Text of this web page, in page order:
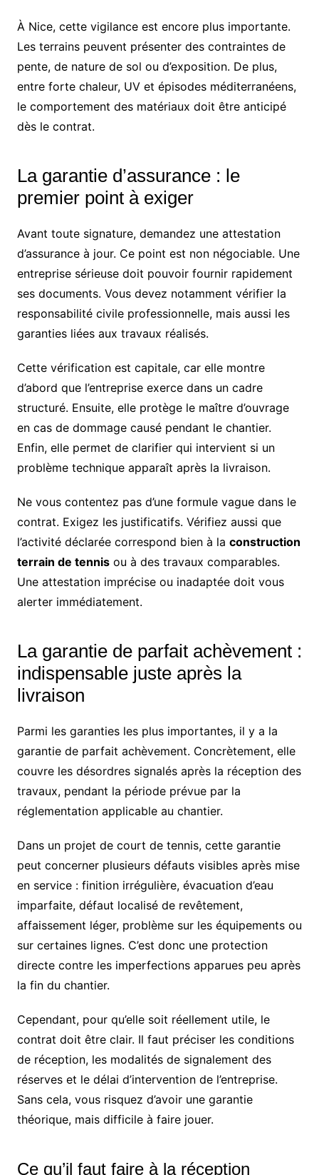
À Nice, cette vigilance est encore plus importante.
Les terrains peuvent présenter des contraintes de
pente, de nature de sol ou d’exposition. De plus,
entre forte chaleur, UV et épisodes méditerranéens,
le comportement des matériaux doit être anticipé
dès le contrat.
La garantie d’assurance : le
premier point à exiger
Avant toute signature, demandez une attestation
d’assurance à jour. Ce point est non négociable. Une
entreprise sérieuse doit pouvoir fournir rapidement
ses documents. Vous devez notamment vérifier la
responsabilité civile professionnelle, mais aussi les
garanties liées aux travaux réalisés.
Cette vérification est capitale, car elle montre
d’abord que l’entreprise exerce dans un cadre
structuré. Ensuite, elle protège le maître d’ouvrage
en cas de dommage causé pendant le chantier.
Enfin, elle permet de clarifier qui intervient si un
problème technique apparaît après la livraison.
Ne vous contentez pas d’une formule vague dans le
contrat. Exigez les justificatifs. Vérifiez aussi que
l’activité déclarée correspond bien à la construction
terrain de tennisou à des travaux comparables.
Une attestation imprécise ou inadaptée doit vous
alerter immédiatement.
La garantie de parfait achèvement :
indispensable juste après la
livraison
Parmi les garanties les plus importantes, il y a la
garantie de parfait achèvement. Concrètement, elle
couvre les désordres signalés après la réception des
travaux, pendant la période prévue par la
réglementation applicable au chantier.
Dans un projet de court de tennis, cette garantie
peut concerner plusieurs défauts visibles après mise
en service : finition irrégulière, évacuation d’eau
imparfaite, défaut localisé de revêtement,
affaissement léger, problème sur les équipements ou
sur certaines lignes. C’est donc une protection
directe contre les imperfections apparues peu après
la fin du chantier.
Cependant, pour qu’elle soit réellement utile, le
contrat doit être clair. Il faut préciser les conditions
de réception, les modalités de signalement des
réserves et le délai d’intervention de l’entreprise.
Sans cela, vous risquez d’avoir une garantie
théorique, mais difficile à faire jouer.
Ce qu’il faut faire à la réception